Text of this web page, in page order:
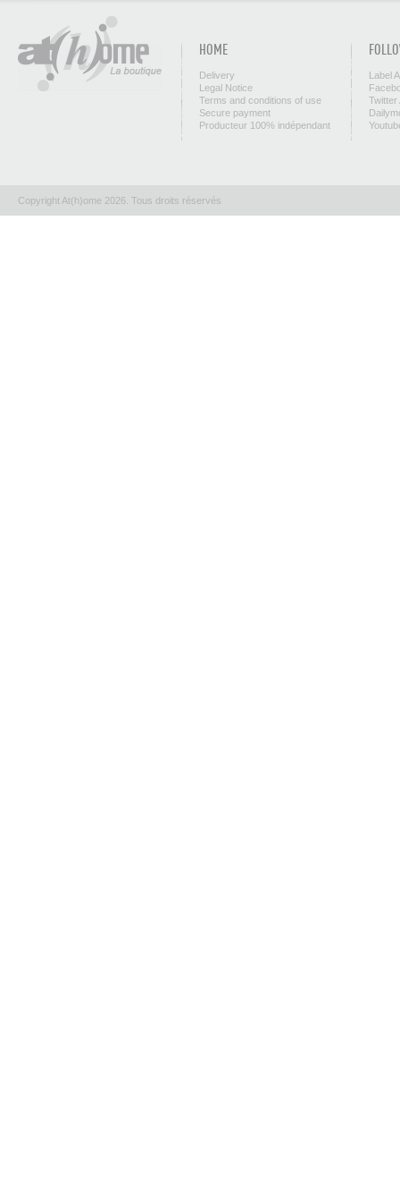
HOME
Delivery
Legal Notice
Terms and conditions of use
Secure payment
Producteur 100% indépendant
Label
Twitter
Copyright At(h)ome 2026. Tous droits réservés